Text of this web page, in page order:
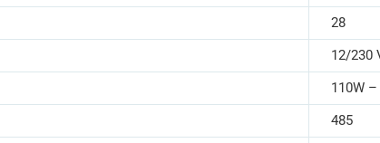
28
12/230
110W
485